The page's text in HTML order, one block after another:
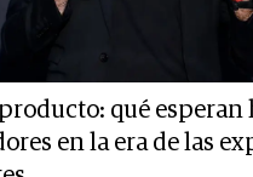
qué esperan
en la era de las